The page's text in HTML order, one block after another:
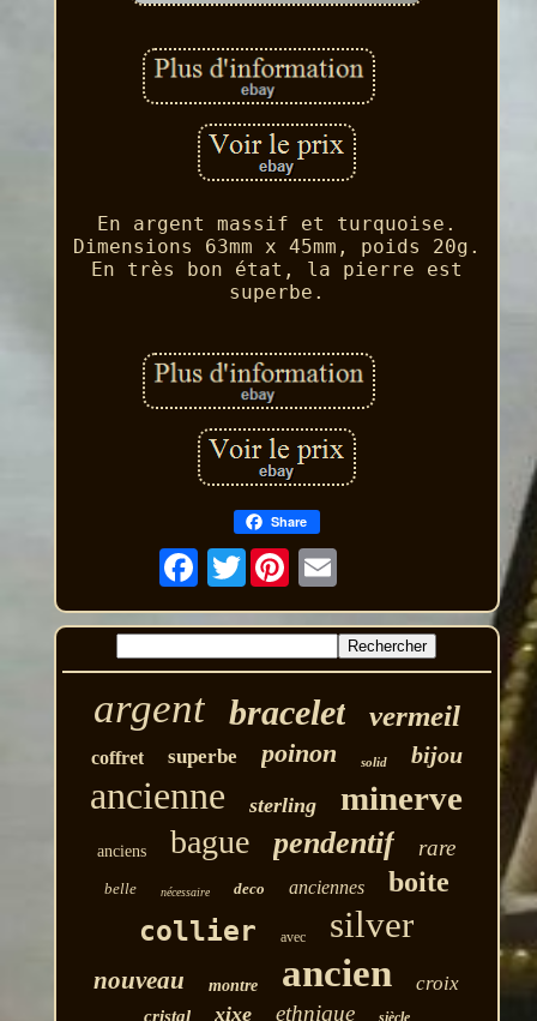
En argent massif et turquoise.
Dimensions 63mm x 45mm, poids 20g.
En très bon état, la pierre est
superbe.
Share
Twitter
argent bracelet vermeil
coffret superbe poinon solid bijou
ancienne sterling minerve
anciens bague pendentif rare
belle nécessaire deco anciennes
boite
collier
avec silver
nouveau montre ancien croix
cristal xixe ethnique siècle